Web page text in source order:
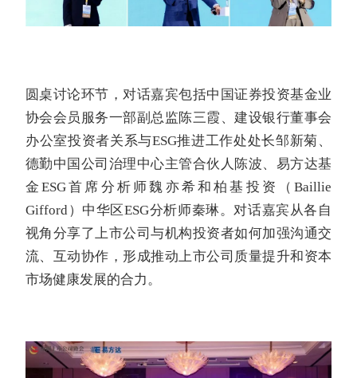
圆桌讨论环节，对话嘉宾包括中国证券投资基金业
协会会员服务一部副总监陈三霞、建设银行董事会
办公室投资者关系与ESG推进工作处处长邹新菊、
德勤中国公司治理中心主管合伙人陈波、易方达基
金ESG首席分析师魏亦希和柏基投资（Baillie
Gifford）中华区ESG分析师秦琳。对话嘉宾从各自
视角分享了上市公司与机构投资者如何加强沟通交
流、互动协作，形成推动上市公司质量提升和资本
市场健康发展的合力。